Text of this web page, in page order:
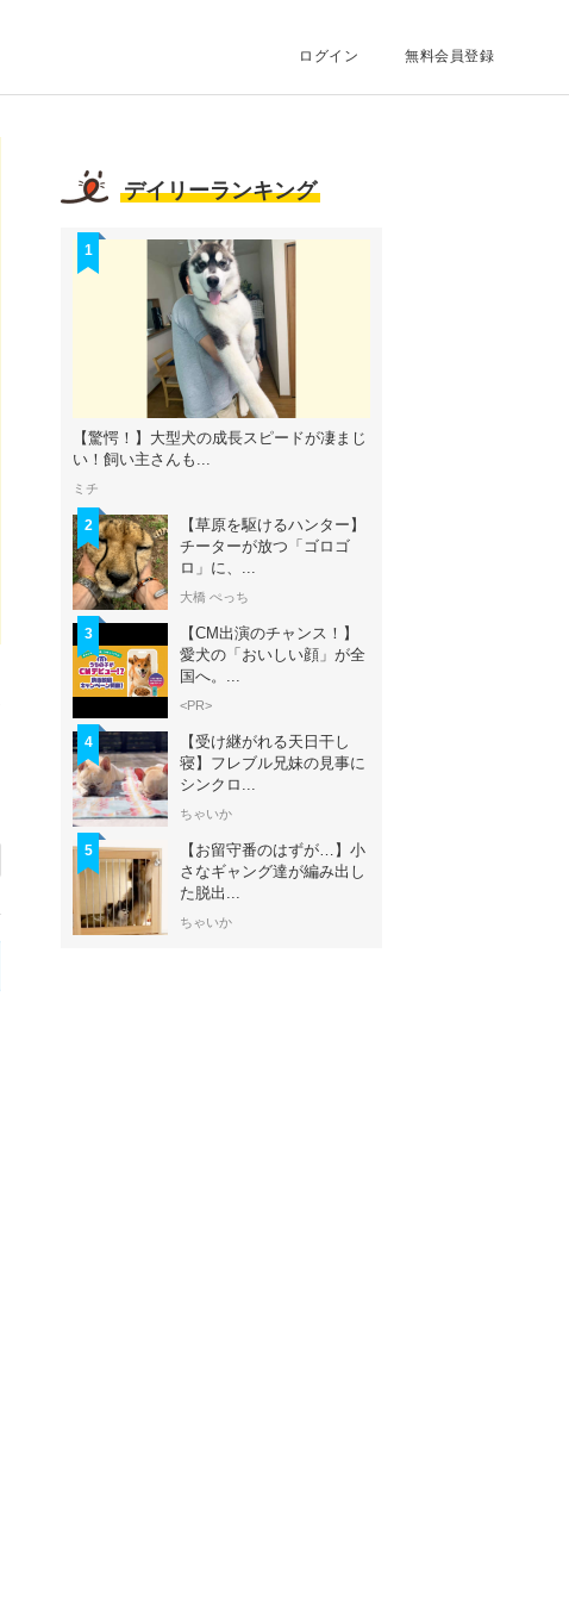
ログイン 無料会員登録
デイリーランキング
1
【驚愕！】大型犬の成長スピードが凄まじ
い！飼い主さんも...
ミチ
2
【草原を駆けるハンター】
チーターが放つ「ゴロゴ
ロ」に、...
大橋 ぺっち
3
【CM出演のチャンス！】
愛犬の「おいしい顔」が全
国へ。...
<PR>
4
【受け継がれる天日干し
寝】フレブル兄妹の見事に
シンクロ...
ちゃいか
5
【お留守番のはずが…】小
さなギャング達が編み出し
た脱出...
ちゃいか